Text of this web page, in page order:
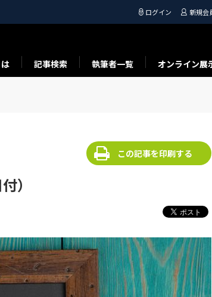
ログイン 新規会
記事検索 執筆者一覧 オンライン展
）
この記事を印刷する